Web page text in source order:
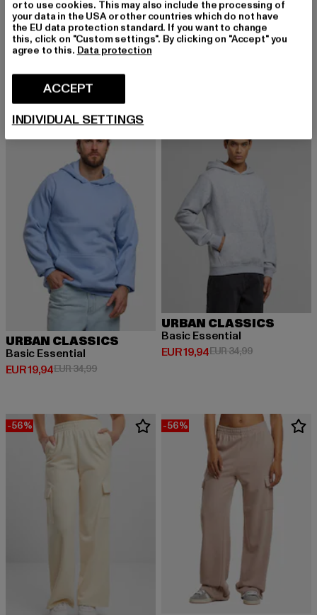
URBAN CLASSICS
Basic Essential Sweatpants
URBAN CLASSICS
-43%
URBAN CLASSICS
Basic Essential
EUR 19,94
Derzeitiger Preis: EUR 19,94
EUR 34,99Aktionspreis: EUR 34,99
URBAN CLASSICS
Basic Essential
EUR 19,94
Derzeitiger Preis: EUR 19,94
EUR 34,99Aktionspreis:
-56% -56%
or to use cookies. This may also include the processing of
your data in the USA or other countries which do not have
the EU data protection standard. If you want to change
this, click on "Custom settings". By clicking on "Accept" you
agree to this. Data protection
ACCEPT
INDIVIDUAL SETTINGS